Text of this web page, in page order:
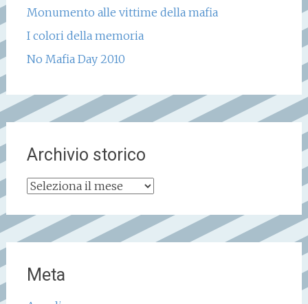
Monumento alle vittime della mafia
I colori della memoria
No Mafia Day 2010
Archivio storico
Archivio
Meta